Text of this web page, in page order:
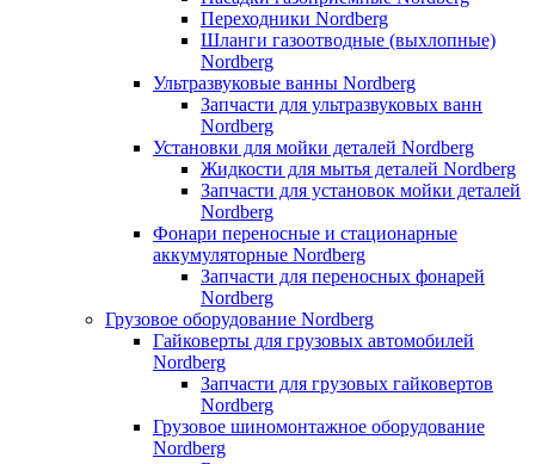
Переходники Nordberg
Шланги газоотводные (выхлопные)
Nordberg
Ультразвуковые ванны Nordberg
Запчасти для ультразвуковых ванн
Nordberg
Установки для мойки деталей Nordberg
Жидкости для мытья деталей Nordberg
Запчасти для установок мойки деталей
Nordberg
Фонари переносные и стационарные
аккумуляторные Nordberg
Запчасти для переносных фонарей
Nordberg
Грузовое оборудование Nordberg
Гайковерты для грузовых автомобилей
Nordberg
Запчасти для грузовых гайковертов
Nordberg
Грузовое шиномонтажное оборудование
Nordberg